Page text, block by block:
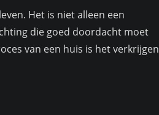
Het is niet alleen een
die goed doordacht moet
van een huis is het verkrijgen